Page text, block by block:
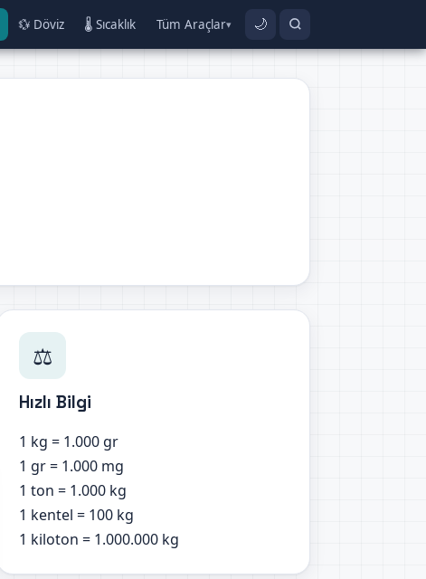
💱 Döviz 🌡️ Sıcaklık Tüm Araçlar▾ 🌙
⚖️
Hızlı Bilgi
1 kg = 1.000 gr
1 gr = 1.000 mg
1 ton = 1.000 kg
1 kentel = 100 kg
1 kiloton = 1.000.000 kg